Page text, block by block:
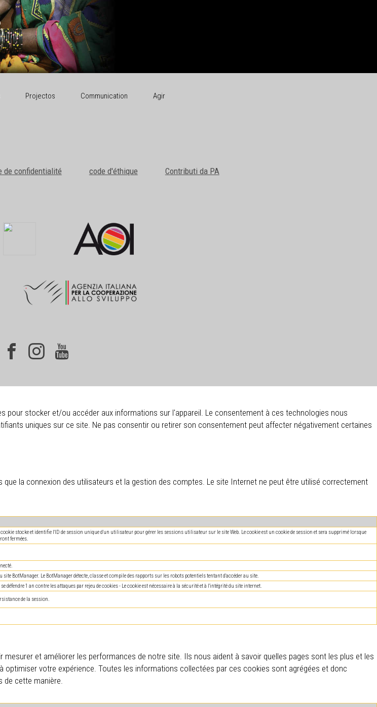
Projectos Communication Agir
de confidentialité code d'éthique Contributi da PA
stocker et/ou accéder aux informations sur l'appareil. Le consentement à ces technologies nous
uniques sur ce site. Ne pas consentir ou retirer son consentement peut affecter négativement certaines
la connexion des utilisateurs et la gestion des comptes. Le site Internet ne peut être utilisé correctement
stocke et identifie l'ID de session unique d'un utilisateur pour gérer les sessions utilisateur sur le site Web. Le cookie est un cookie de session et sera supprimé lorsque
fermées.
BotManager. Le BotManager détecte, classe et compile des rapports sur les robots potentiels tentant d'accéder au site.
défendre 1 an contre les attaques par rejeu de cookies - Le cookie est nécessaire à la sécurité et à l'intégrité du site internet.
de la session.
et améliorer les performances de notre site. Ils nous aident à savoir quelles pages sont les plus et les
votre expérience. Toutes les informations collectées par ces cookies sont agrégées et donc
cette manière.